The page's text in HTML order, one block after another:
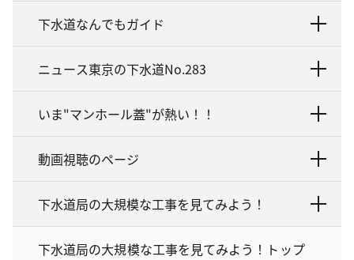
下水道なんでもガイド
ニュース東京の下水道No.283
いま"マンホール蓋"が熱い！！
動画視聴のページ
下水道局の大規模な工事を見てみよう！
下水道局の大規模な工事を見てみよう！トップ